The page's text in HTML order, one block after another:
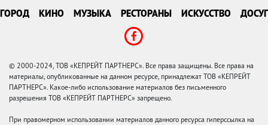
ГОРОД КИНО МУЗЫКА РЕСТОРАНЫ ИСКУССТВО ДОСУГ
© 2000-2024, ТОВ «КЕПРЕЙТ ПАРТНЕРС». Все права защищены. Все права на
материалы, опубликованные на данном ресурсе, принадлежат ТОВ «КЕПРЕЙТ
ПАРТНЕРС». Какое-либо использование материалов без письменного
разрешения ТОВ «КЕПРЕЙТ ПАРТНЕРС» запрещено.
При правомерном использовании материалов данного ресурса гиперссылка на